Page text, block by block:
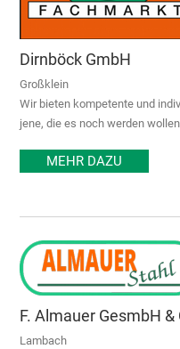
Dirnböck GmbH
Großklein
Wir bieten kompetente und
jene, die es noch werden
MEHR DAZU
F. Almauer GesmbH
Lambach